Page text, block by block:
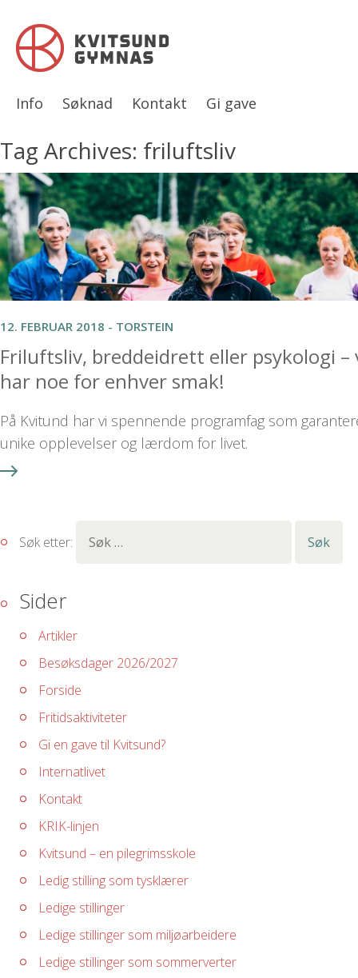
Info Søknad Kontakt Gi gave
Tag Archives: friluftsliv
12. FEBRUAR 2018 - TORSTEIN
Friluftsliv, breddeidrett eller psykologi –
har noe for enhver smak!
På Kvitund har vi spennende programfag som
unike opplevelser og lærdom for livet.
Søk etter:
Sider
Artikler
Besøksdager 2026/2027
Forside
Fritidsaktiviteter
Gi en gave til Kvitsund?
Internatlivet
Kontakt
KRIK-linjen
Kvitsund – en pilegrimsskole
Ledig stilling som tysklærer
Ledige stillinger
Ledige stillinger som miljøarbeidere
Ledige stillinger som sommerverter